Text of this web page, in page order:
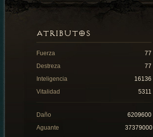
ATRIBUTOS
Fuerza
77
Destreza
77
Inteligencia
16136
Vitalidad
5311
Daño
6209600
Aguante
37379000